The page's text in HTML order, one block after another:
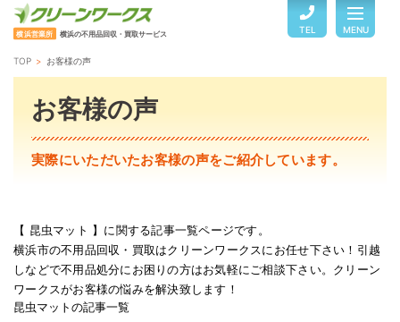
横浜営業所 横浜の不用品回収・買取サービス TEL MENU
サービスのご案内
回収品目・料金
TOP お客様の声
お客様の声
実際にいただいたお客様の声をご紹介しています。
【 昆虫マット 】に関する記事一覧ページです。
横浜市の不用品回収・買取はクリーンワークスにお任せ下さい！引越
しなどで不用品処分にお困りの方はお気軽にご相談下さい。クリーン
ワークスがお客様の悩みを解決致します！
昆虫マットの記事一覧